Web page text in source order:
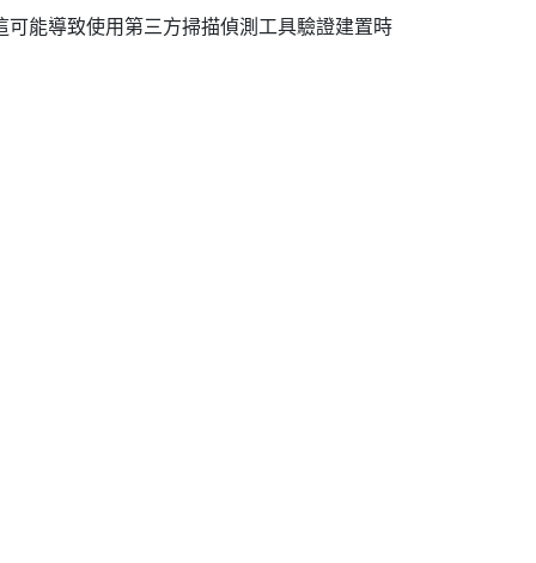
能導致使用第三方掃描偵測工具驗證建置時